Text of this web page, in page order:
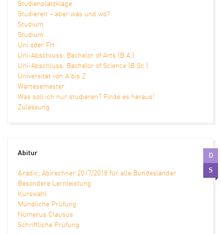
Studienplatzklage
Studieren – aber was und wo?
Studium
Studium
Uni oder FH
Uni-Abschluss: Bachelor of Arts (B.A.)
Uni-Abschluss: Bachelor of Science (B.Sc.)
Universität von A bis Z
Wartesemester
Was soll ich nur studieren? Finde es heraus!
Zulassung
D
S
Abitur
&radic; Abirechner 2017/2018 für alle Bundesländer
Besondere Lernleistung
Kurswahl
Mündliche Prüfung
Numerus Clausus
Schriftliche Prüfung